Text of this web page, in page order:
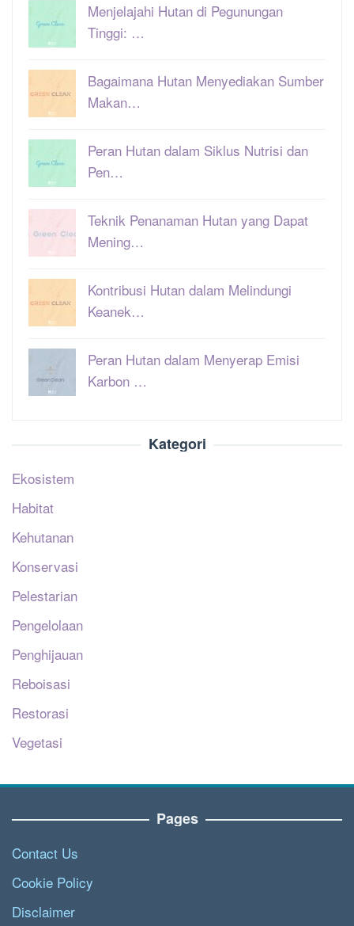
Menjelajahi Hutan di Pegunungan
Tinggi: …
Bagaimana Hutan Menyediakan Sumber
Makan…
Peran Hutan dalam Siklus Nutrisi dan
Pen…
Teknik Penanaman Hutan yang Dapat
Mening…
Kontribusi Hutan dalam Melindungi
Keanek…
Peran Hutan dalam Menyerap Emisi
Karbon …
Kategori
Ekosistem
Habitat
Kehutanan
Konservasi
Pelestarian
Pengelolaan
Penghijauan
Reboisasi
Restorasi
Vegetasi
Pages
Contact Us
Cookie Policy
Disclaimer